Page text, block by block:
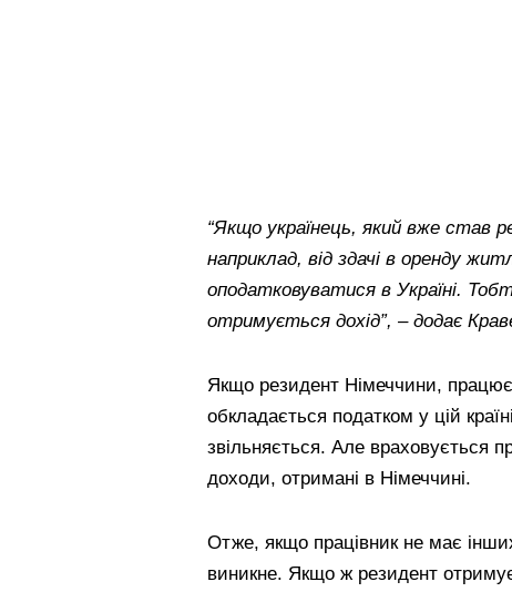
“Якщо українець, який вже став
наприклад, від здачі в оренду
оподатковуватися в Україні.
отримується дохід”, – додає
Якщо резидент Німеччини, працює
обкладається податком у цій
звільняється. Але враховується
доходи, отримані в Німеччині.
Отже, якщо працівник не має
виникне. Якщо ж резидент